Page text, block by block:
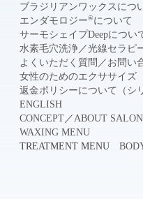
ブラジリアンワックスにつ
エンダモロジー®について
サーモシェイプDeepについ
水素毛穴洗浄 ／光線セラピ
よくいただく質問 ／ お問い
女性のためのエクササイズ
返金ポリシーについて（シ
ENGLISH
CONCEPT ／ ABOUT SALON
WAXING MENU
TREATMENT MENU